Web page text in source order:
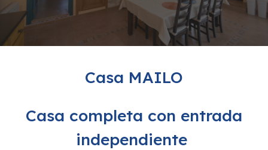
Casa MAILO
Casa completa con entrada
independiente